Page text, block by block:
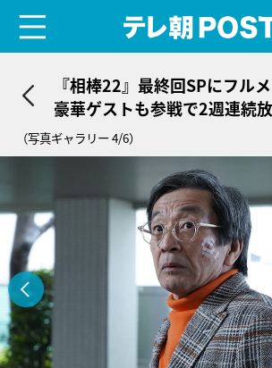
『相棒22』最終回SPにフル
豪華ゲストも参戦で2週連続
（写真ギャラリー 4/6）